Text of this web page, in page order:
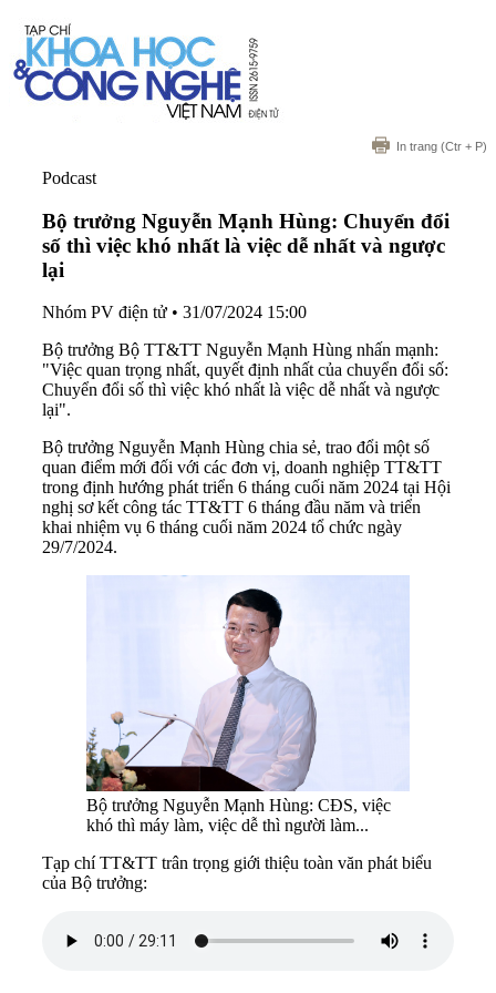
In trang (Ctr + P)
Podcast
Bộ trưởng Nguyễn Mạnh Hùng: Chuyển đổi
số thì việc khó nhất là việc dễ nhất và ngược
lại
Nhóm PV điện tử • 31/07/2024 15:00
Bộ trưởng Bộ TT&TT Nguyễn Mạnh Hùng nhấn mạnh:
"Việc quan trọng nhất, quyết định nhất của chuyển đổi số:
Chuyển đổi số thì việc khó nhất là việc dễ nhất và ngược
lại".
Bộ trưởng Nguyễn Mạnh Hùng chia sẻ, trao đổi một số
quan điểm mới đối với các đơn vị, doanh nghiệp TT&TT
trong định hướng phát triển 6 tháng cuối năm 2024 tại Hội
nghị sơ kết công tác TT&TT 6 tháng đầu năm và triển
khai nhiệm vụ 6 tháng cuối năm 2024 tổ chức ngày
29/7/2024.
Bộ trưởng Nguyễn Mạnh Hùng: CĐS, việc
khó thì máy làm, việc dễ thì người làm...
Tạp chí TT&TT trân trọng giới thiệu toàn văn phát biểu
của Bộ trưởng: